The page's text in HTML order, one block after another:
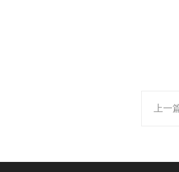
上一